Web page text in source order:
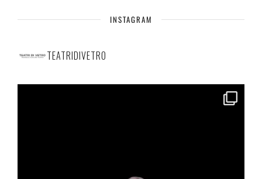
INSTAGRAM
TEATRIDIVETRO